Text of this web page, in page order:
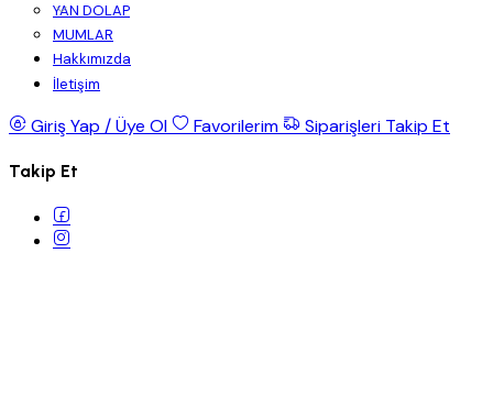
YAN DOLAP
MUMLAR
Hakkımızda
İletişim
Giriş Yap / Üye Ol Favorilerim Siparişleri Takip Et
Takip Et